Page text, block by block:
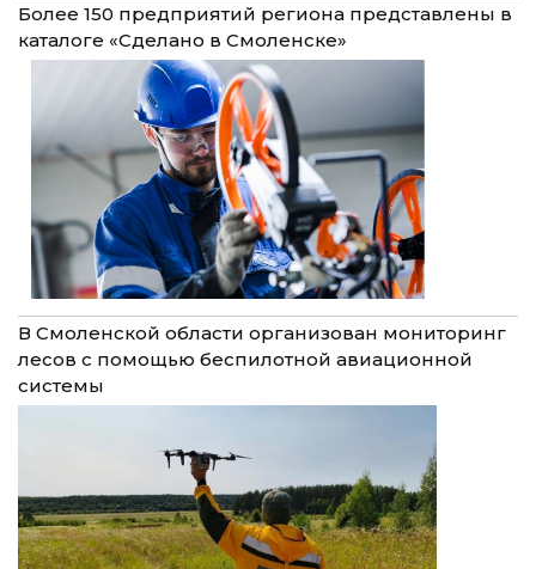
Более 150 предприятий региона представлены в
каталоге «Сделано в Смоленске»
В Смоленской области организован мониторинг
лесов с помощью беспилотной авиационной
системы